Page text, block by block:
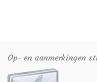
Op- en aanmerkingen